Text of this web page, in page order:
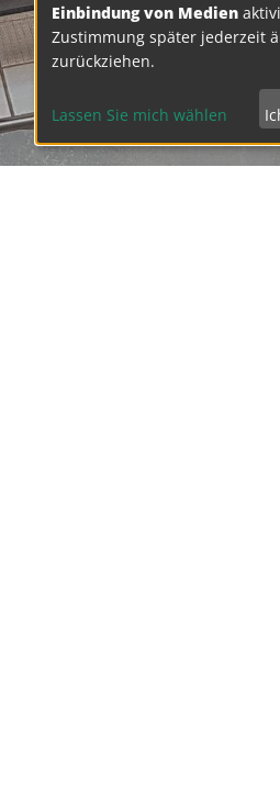
Einbindung von Medien
Zustimmung später jederzeit
zurückziehen.
Lassen Sie mich wählen